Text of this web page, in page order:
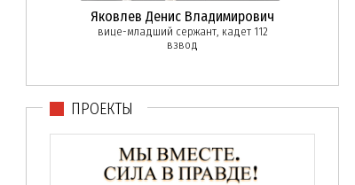
Яковлев Денис Владимирович
вице-младший сержант, кадет 112
взвод
ПРОЕКТЫ